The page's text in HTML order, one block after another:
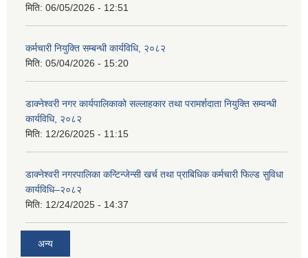
मिति: 06/05/2026 - 12:51
कर्मचारी नियुक्ति सम्बन्धी कार्यविधि, २०८२
मिति: 05/04/2026 - 15:20
डाक्नेश्वरी नगर कार्यपालिकाको सल्लाहकार तथा परामर्शदाता नियुक्ति सम्वन्धी
कार्यविधि, २०८२
मिति: 12/26/2025 - 11:15
डाक्नेश्वरी नगरपालिका कन्टिन्जेन्सी खर्च तथा प्राबिधिक कर्मचारी फिल्ड सुविधा
कार्यविधि–२०८२
मिति: 12/24/2025 - 14:37
अन्य